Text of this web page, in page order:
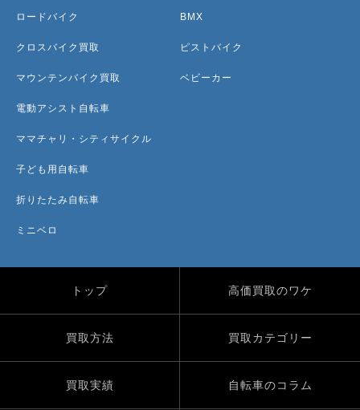
ロードバイク
クロスバイク買取
マウンテンバイク買取
電動アシスト自転車
ママチャリ・シティサイクル
子ども用自転車
折りたたみ自転車
ミニベロ
BMX
ピストバイク
ベビーカー
トップ 高価買取のワケ
買取方法 買取カテゴリー
買取実績 自転車のコラム